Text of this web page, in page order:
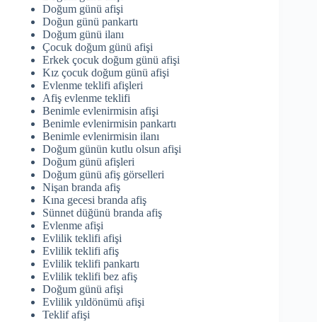
Doğum günü afişi
Doğun günü pankartı
Doğum günü ilanı
Çocuk doğum günü afişi
Erkek çocuk doğum günü afişi
Kız çocuk doğum günü afişi
Evlenme teklifi afişleri
Afiş evlenme teklifi
Benimle evlenirmisin afişi
Benimle evlenirmisin pankartı
Benimle evlenirmisin ilanı
Doğum günün kutlu olsun afişi
Doğum günü afişleri
Doğum günü afiş görselleri
Nişan branda afiş
Kına gecesi branda afiş
Sünnet düğünü branda afiş
Evlenme afişi
Evlilik teklifi afişi
Evlilik teklifi afiş
Evlilik teklifi pankartı
Evlilik teklifi bez afiş
Doğum günü afişi
Evlilik yıldönümü afişi
Teklif afişi